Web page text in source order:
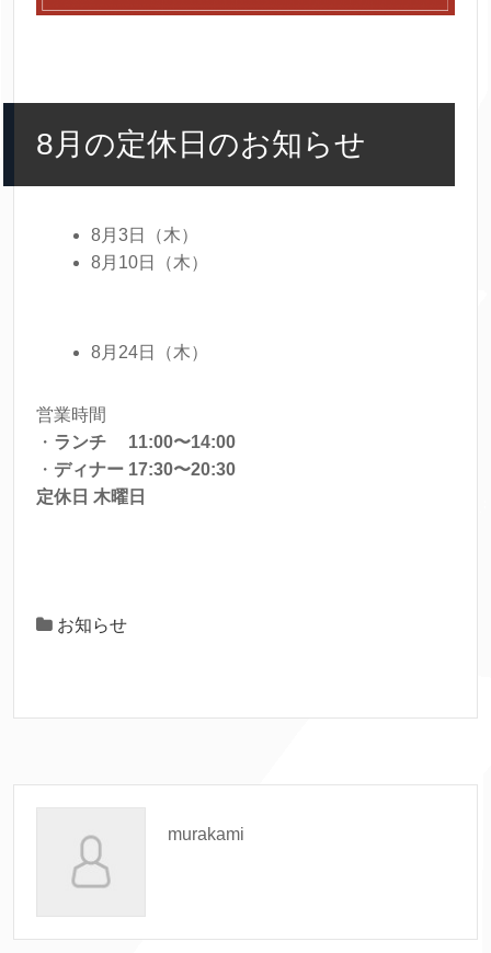
8月の定休日のお知らせ
8月3日（木）
8月10日（木）
8月24日（木）
営業時間
・ ランチ 11:00〜14:00
・ ディナー 17:30〜20:30
定休日 木曜日
お知らせ
murakami